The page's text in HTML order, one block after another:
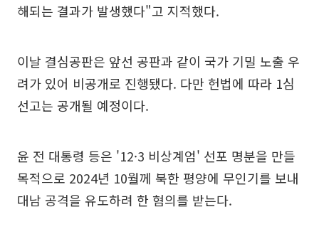
해되는 결과가 발생했다"고 지적했다.
이날 결심공판은 앞선 공판과 같이 국가 기밀 노출 우
려가 있어 비공개로 진행됐다. 다만 헌법에 따라 1심
선고는 공개될 예정이다.
윤 전 대통령 등은 '12·3 비상계엄' 선포 명분을 만들
목적으로 2024년 10월께 북한 평양에 무인기를 보내
대남 공격을 유도하려 한 혐의를 받는다.